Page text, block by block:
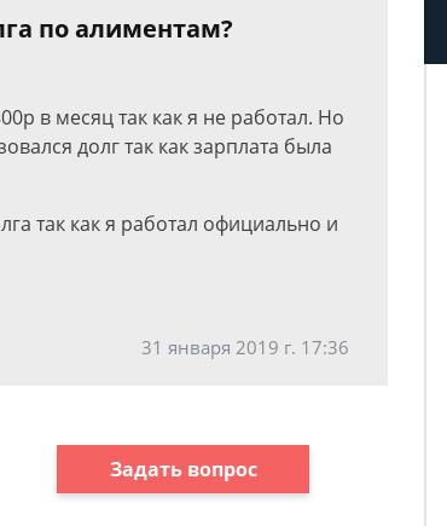
по алиментам?
в месяц так как я не работал. Но
долг так как зарплата была
так как я работал официально и
31 января 2019 г. 17:36
Задать вопрос